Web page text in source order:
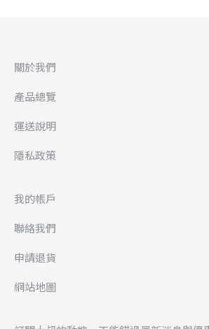
關於我們
產品總覽
運送說明
隱私政策
我的帳戶
聯絡我們
申請退貨
網站地圖